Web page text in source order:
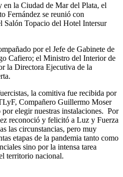
la Ciudad de Mar del Plata, el
Fernández se reunió con
Salón Topacio del Hotel Intersur
por el Jefe de Gabinete de
Cafiero; el Ministro del Interior de
la Directora Ejecutiva de la
la comitiva fue recibida por
Compañero Guillermo Moser
elegir nuestras instalaciones. Por
reconoció y felicitó a Luz y Fuerza
las circunstancias, pero muy
etapas de la pandemia tanto como
sino por la intensa tarea
territorio nacional.